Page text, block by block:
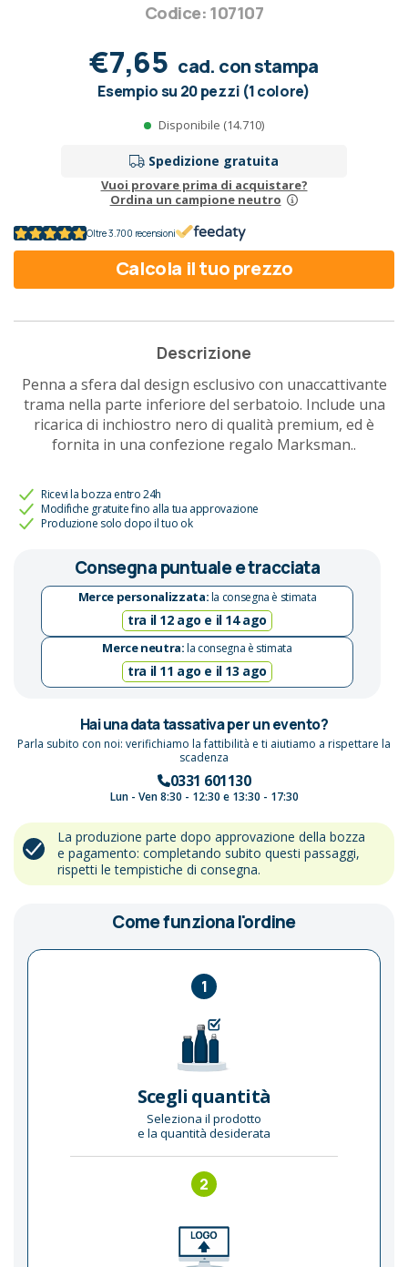
Codice: 107107
€7,65 cad. con stampa
Esempio su 20 pezzi (1 colore)
Disponibile (14.710)
Spedizione gratuita
Vuoi provare prima di acquistare?
Ordina un campione neutro
Oltre 3.700 recensioni
Calcola il tuo prezzo
Descrizione
Penna a sfera dal design esclusivo con unaccattivante
trama nella parte inferiore del serbatoio. Include una
ricarica di inchiostro nero di qualità premium, ed è
fornita in una confezione regalo Marksman..
Ricevi la bozza entro 24h
Modifiche gratuite fino alla tua approvazione
Produzione solo dopo il tuo ok
Consegna puntuale e tracciata
Merce personalizzata:la consegna è stimata
tra il 12 ago e il 14 ago
Merce neutra:la consegna è stimata
tra il 11 ago e il 13 ago
Hai una data tassativa per un evento?
Parla subito con noi: verifichiamo la fattibilità e ti aiutiamo a rispettare la
scadenza
0331 601130
Lun - Ven 8:30 - 12:30 e 13:30 - 17:30
La produzione parte dopo approvazione della bozza
e pagamento: completando subito questi passaggi,
rispetti le tempistiche di consegna.
Come funziona l'ordine
1
Scegli quantità
Seleziona il prodotto
e la quantità desiderata
2